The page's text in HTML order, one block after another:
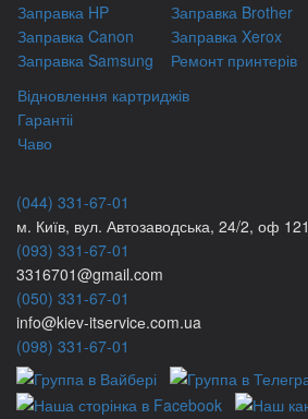
Заправка HP
Заправка Canon
Заправка Samsung
Заправка Brother
Заправка Xerox
Ремонт принтерів
Відновлення картриджів
Гарантіі
Чаво
(044) 331-67-01
м. Київ, вул. Автозаводська, 24/2, оф 121
(093) 331-67-01
3316701@gmail.com
(050) 331-67-01
info@kiev-itservicе.com.ua
(098) 331-67-01